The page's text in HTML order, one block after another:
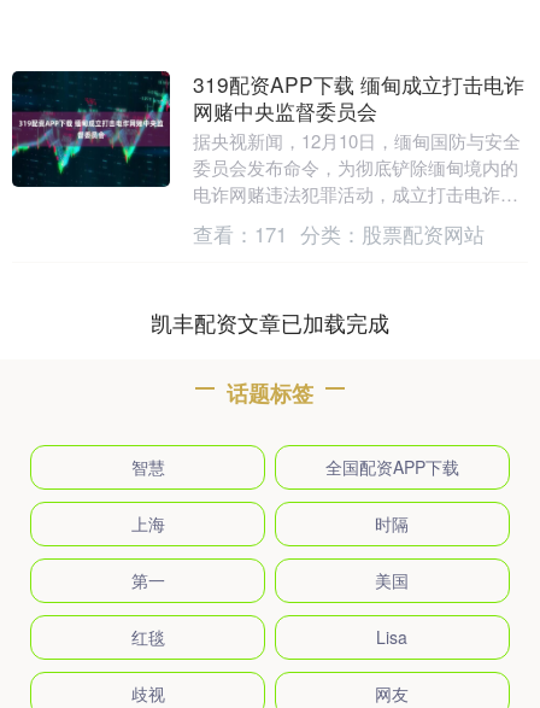
319配资APP下载 缅甸成立打击电诈
网赌中央监督委员会
据央视新闻，12月10日，缅甸国防与安全
委员会发布命令，为彻底铲除缅甸境内的
电诈网赌违法犯罪活动，成立打击电诈网
赌中央监督委员会。该委员会由15名高级
成员组成，....
查看： 171 分类： 股票配资网站
凯丰配资文章已加载完成
话题标签
智慧 全国配资APP下载
上海 时隔
第一 美国
红毯 Lisa
歧视 网友